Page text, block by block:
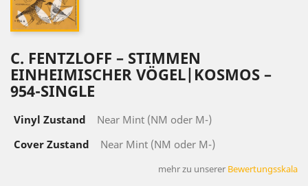
C. FENTZLOFF ‎– STIMMEN
EINHEIMISCHER VÖGEL|KOSMOS ‎–
954-SINGLE
Vinyl Zustand
Near Mint (NM oder M-)
Cover Zustand
Near Mint (NM oder M-)
mehr zu unserer Bewertungsskala